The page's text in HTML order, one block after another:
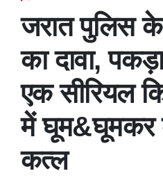
जरात पुलिस के
का दावा,
एक सीरियल
में घूम&घूमकर
कत्ल